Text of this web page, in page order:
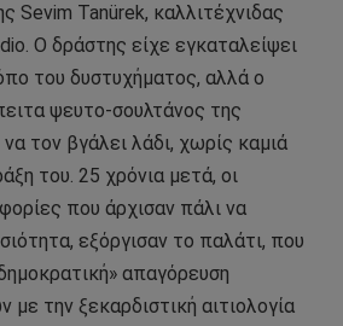
Sevim Tanürek, καλλιτέχνιδας
Ο δράστης είχε εγκαταλείψει
του δυστυχήματος, αλλά ο
ψευτο-σουλτάνος της
τον βγάλει λάδι, χωρίς καμιά
του. 25 χρόνια μετά, οι
που άρχισαν πάλι να
εξόργισαν το παλάτι, που
απαγόρευση
με την ξεκαρδιστική αιτιολογία